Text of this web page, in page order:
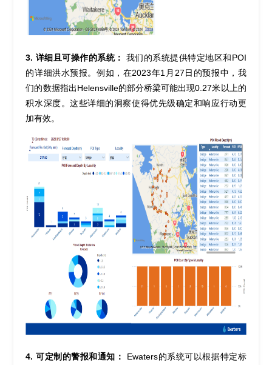
3. 详细且可操作的系统： 我们的系统提供特定地区和 POI
的详细洪水预报。例如，在2023年1 月 27 日的预报中，我
们的数据指出 Helensville的部分桥梁可能出现0.27米以上的
积水深度。这些详细的洞察使得优先级确定和响应行动 更
加有效。
4. 可定制的警报和通知： Ewaters的系统可以根据特定标